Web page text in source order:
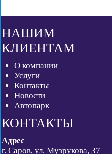
НАШИМ
КЛИЕНТАМ
О компании
Услуги
Контакты
Новости
Автопарк
КОНТАКТЫ
Адрес
г. Саров, ул. Музрукова, 37